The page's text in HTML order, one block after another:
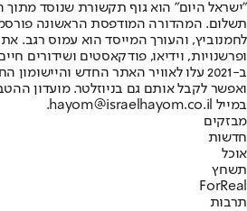
"ישראל היום" הוא גוף תקשורת שנוסד מתוך
ופרשנויות, וידיאו, פודקאסטים ושידורים
ב-2021 עלו לאוויר האתר החדש
ואפשר לקבל אותם גם בניוזלטר. מועדון
במייל hayom@israelhayom.co.il.
מבזקים
חדשות
אוכל
תשחץ
ForReal
תרבות